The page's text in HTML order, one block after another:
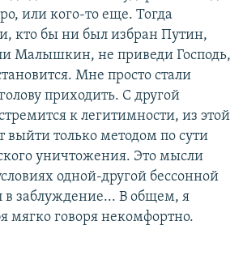
или кого-то еще. Тогда
кто бы ни был избран Путин,
Малышкин, не приведи Господь,
Мне просто стали
приходить. С другой
к легитимности, из этой
выйти только методом по сути
уничтожения. Это мысли
одной-другой бессонной
в заблуждение... В общем, я
мягко говоря некомфортно.